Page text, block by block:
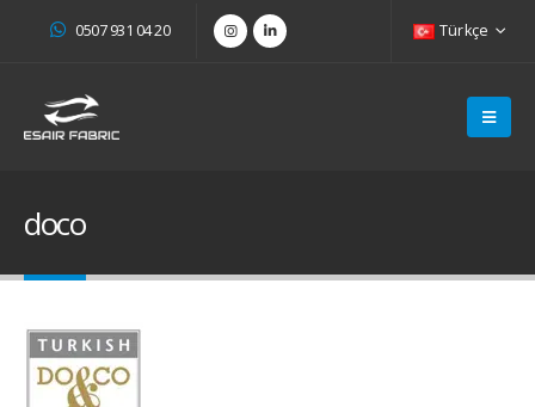
0507 931 04 20 Türkçe
doco